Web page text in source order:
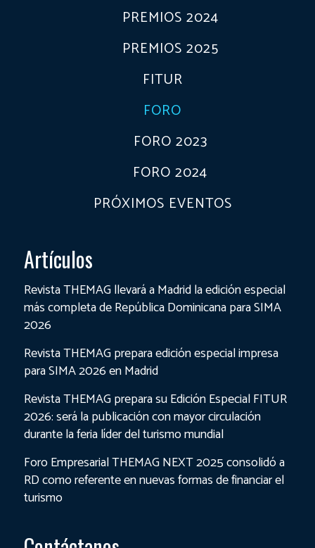
PREMIOS 2024
PREMIOS 2025
FITUR
FORO
FORO 2023
FORO 2024
PRÓXIMOS EVENTOS
Artículos
Revista THEMAG llevará a Madrid la edición especial
más completa de República Dominicana para SIMA
2026
Revista THEMAG prepara edición especial impresa
para SIMA 2026 en Madrid
Revista THEMAG prepara su Edición Especial FITUR
2026: será la publicación con mayor circulación
durante la feria líder del turismo mundial
Foro Empresarial THEMAG NEXT 2025 consolidó a
RD como referente en nuevas formas de financiar el
turismo